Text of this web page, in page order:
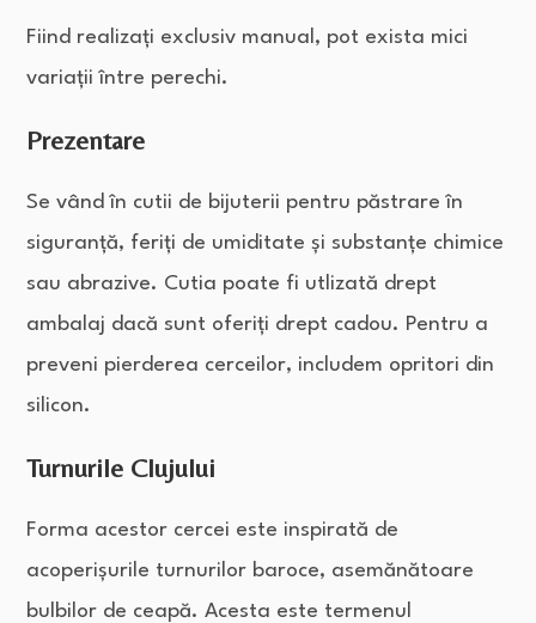
Fiind realizați exclusiv manual, pot exista mici
variații între perechi.
Prezentare
Se vând în cutii de bijuterii pentru păstrare în
siguranță, feriți de umiditate și substanțe chimice
sau abrazive. Cutia poate fi utlizată drept
ambalaj dacă sunt oferiți drept cadou. Pentru a
preveni pierderea cerceilor, includem opritori din
silicon.
Turnurile Clujului
Forma acestor cercei este inspirată de
acoperișurile turnurilor baroce, asemănătoare
bulbilor de ceapă. Acesta este termenul